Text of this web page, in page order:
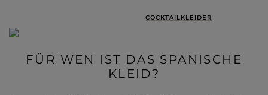
COCKTAILKLEIDER
FÜR WEN IST DAS SPANISCHE
KLEID?